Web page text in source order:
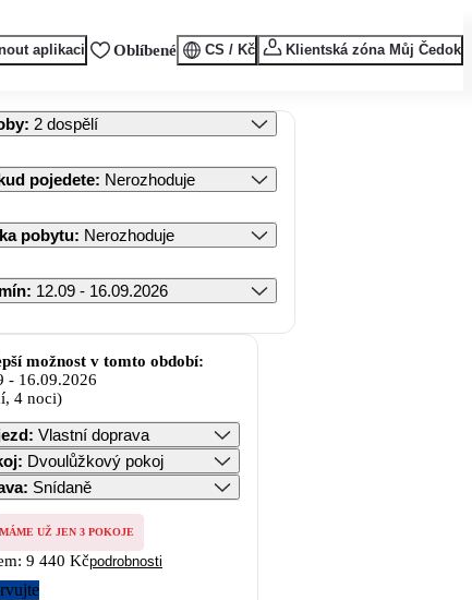
aplikaci Oblíbené CS / Kč Klientská zóna Můj Čedok
: 2 dospělí
pojedete: Nerozhoduje
pobytu: Nerozhoduje
: 12.09 - 16.09.2026
možnost v tomto období:
- 16.09.2026
4 noci)
: Vlastní doprava
: Dvoulůžkový pokoj
: Snídaně
MÁME UŽ JEN 3 POKOJE
9 440 Kčpodrobnosti